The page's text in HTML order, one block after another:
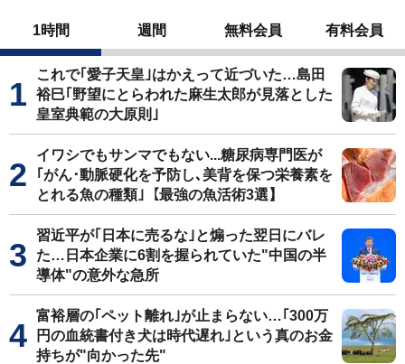
1時間 週間 無料会員 有料会員
これで｢愛子天皇｣はかえって近づいた…島田
裕巳｢野望にとらわれた麻生太郎が見落とした
皇室典範の大原則｣
イワシでもサンマでもない...糖尿病専門医が
｢がん･動脈硬化を予防し､美背を保つ栄養素を
とれる魚の種類｣【最強の魚活術3選】
習近平が｢日本に売るな｣と煽った翌日にバレ
た…日本企業に6割を握られていた"中国の半
導体"の意外な急所
富裕層の｢ペット離れ｣が止まらない…｢300万
円の血統書付き犬は時代遅れ｣という真のお金
持ちが"向かった先"